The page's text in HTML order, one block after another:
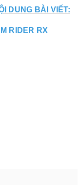
DUNG BÀI VIẾT:
RIDER RX